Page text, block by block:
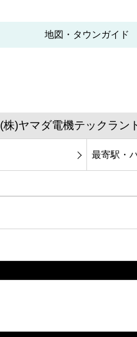
地図・タウンガイド
(株)ヤマダ電機テックラン
最寄駅・